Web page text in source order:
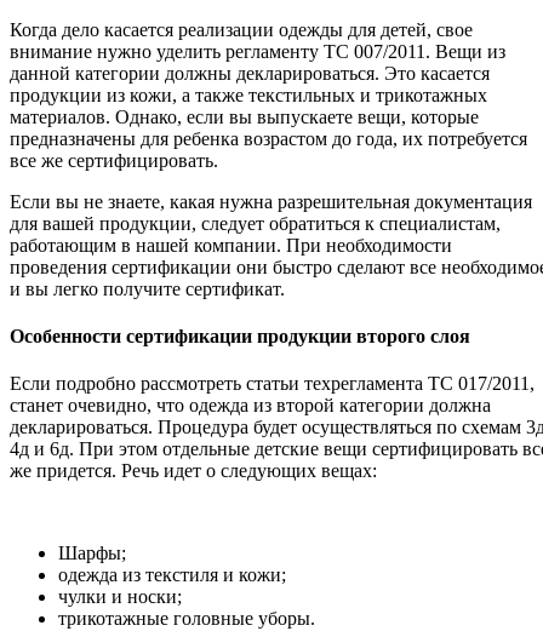
Когда дело касается реализации одежды для детей, свое
внимание нужно уделить регламенту ТС 007/2011. Вещи из
данной категории должны декларироваться. Это касается
продукции из кожи, а также текстильных и трикотажных
материалов. Однако, если вы выпускаете вещи, которые
предназначены для ребенка возрастом до года, их потребуется
все же сертифицировать.
Если вы не знаете, какая нужна разрешительная документация
для вашей продукции, следует обратиться к специалистам,
работающим в нашей компании. При необходимости
проведения сертификации они быстро сделают все
и вы легко получите сертификат.
Особенности сертификации продукции второго слоя
Если подробно рассмотреть статьи техрегламента ТС 017/2011,
станет очевидно, что одежда из второй категории должна
декларироваться. Процедура будет осуществляться по схемам
4д и 6д. При этом отдельные детские вещи сертифицировать
же придется. Речь идет о следующих вещах:
Шарфы;
одежда из текстиля и кожи;
чулки и носки;
трикотажные головные уборы.